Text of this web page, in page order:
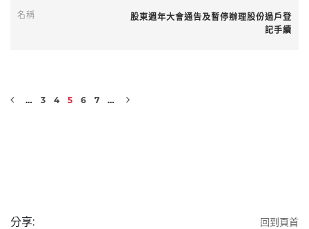
股東週年大會通告及暫停辦理股份過戶登
記手續
… 3 4 5 6 7 …
分享: 回到頁首